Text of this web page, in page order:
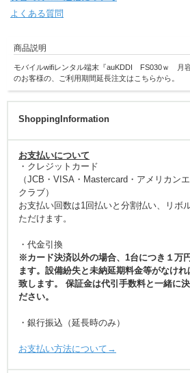
よくある質問
商品説明
モバイルwifiレンタル端末『auKDDI FS030ｗ 月
のお客様の、ご利用期間延長注文はこちらから。
ShoppingInformation
お支払いについて
・クレジットカード
（JCB・VISA・Mastercard・アメリカン
クラブ）
お支払い回数は1回払いと分割払い、リボ
ただけます。
・代金引換
※カード決済以外の場合、1台につき１万
ます。設備紛失と未納延期料金等がなけ
致します。 保証金は代引手数料と一緒に
ださい。
・銀行振込（延長時のみ）
お支払い方法について→